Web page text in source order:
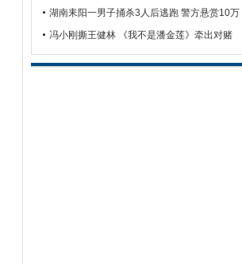
湖南耒阳一男子捅杀3人后逃跑 警方悬赏10万
冯小刚撕王健林 《我不是潘金莲》牵出对赌